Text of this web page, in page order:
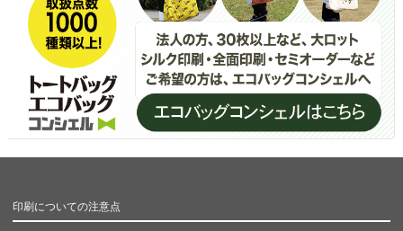
印刷についての注意点